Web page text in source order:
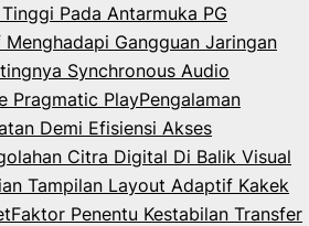
Pada Antarmuka PG
Gangguan Jaringan
Synchronous Audio
Pragmatic PlayPengalaman
Demi Efisiensi Akses
Citra Digital Di Balik Visual
Tampilan Layout Adaptif Kakek
Faktor Penentu Kestabilan Transfer